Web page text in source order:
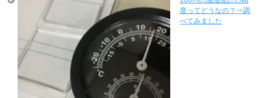
度ってどうなの？⇒調
べてみました